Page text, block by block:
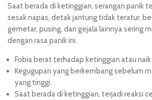
Saat berada di ketinggian, serangan panik
sesak napas, detak jantung tidak teratur,
gemetar, pusing, dan gejala lainnya sering
dengan rasa panik ini.
Fobia berat terhadap ketinggian atau
Kegugupan yang berkembang sebelum
yang tinggi.
Saat berada di ketinggian, terjadi reaksi